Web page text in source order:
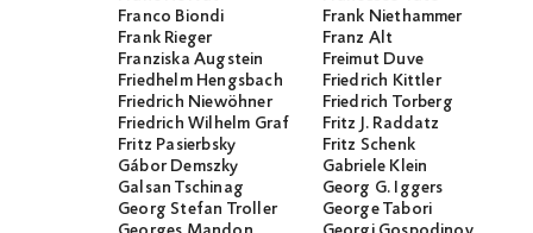
Franco Biondi
Frank Niethammer
Frank Rieger
Franz Alt
Franziska Augstein
Freimut Duve
Friedhelm Hengsbach
Friedrich Kittler
Friedrich Niewöhner
Friedrich Torberg
Friedrich Wilhelm Graf
Fritz J. Raddatz
Fritz Pasierbsky
Fritz Schenk
Gábor Demszky
Gabriele Klein
Galsan Tschinag
Georg G. Iggers
Georg Stefan Troller
George Tabori